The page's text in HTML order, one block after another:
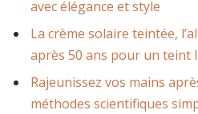
avec élégance et style
La crème solaire teintée,
après 50 ans pour un teint
Rajeunissez vos mains
méthodes scientifiques